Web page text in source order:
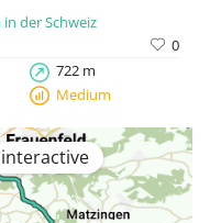
der Schweiz
0
722 m
Medium